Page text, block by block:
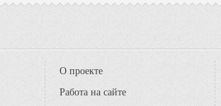
О проекте
Работа на сайте